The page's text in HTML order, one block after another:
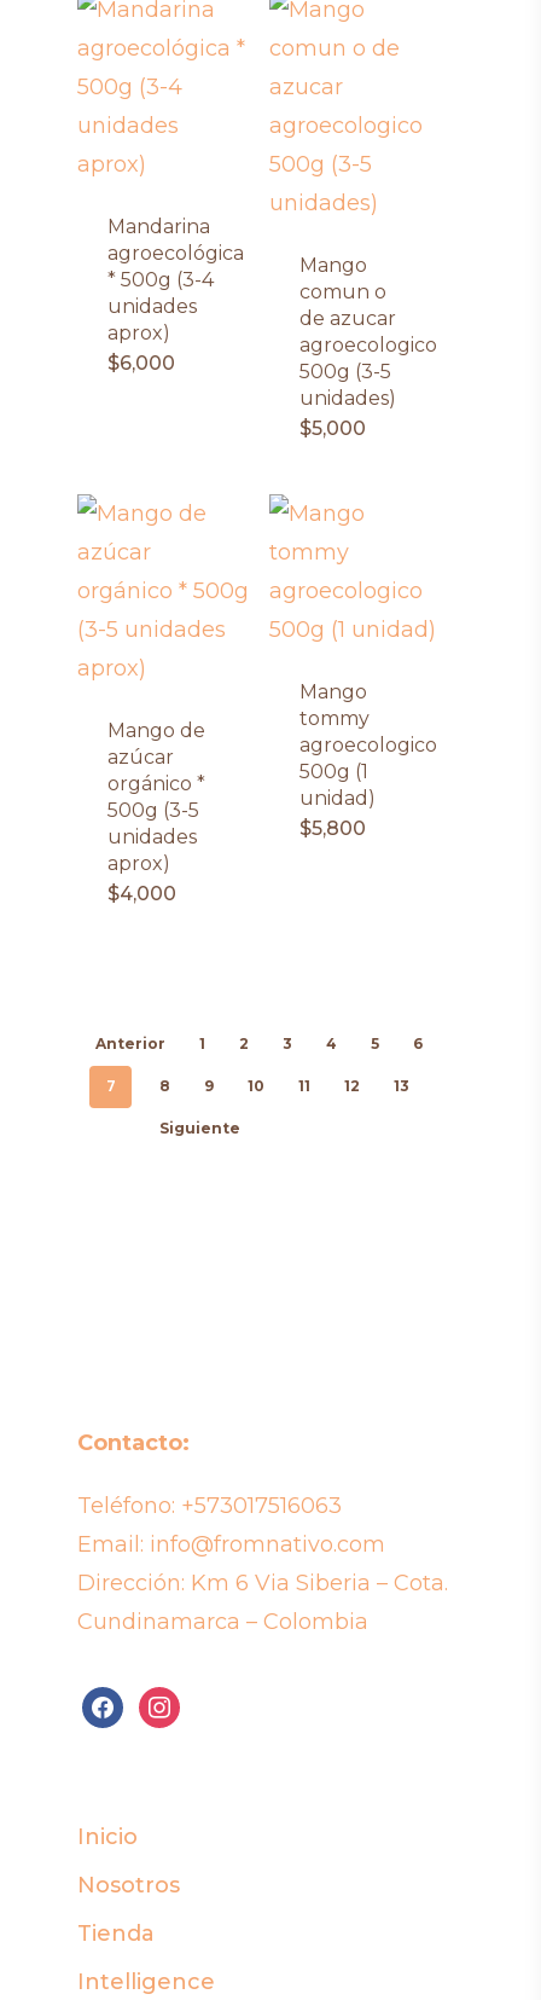
Mandarina
agroecológica
* 500g (3-4
unidades
aprox)
$6,000
Mango
comun o
de azucar
agroecologico
500g (3-5
unidades)
$5,000
Mango de
azúcar
orgánico *
500g (3-5
unidades
aprox)
$4,000
Mango
tommy
agroecologico
500g (1
unidad)
$5,800
Anterior 1 2 3 4 5 6
7 8 9 10 11 12 13
Siguiente
Contacto:
Teléfono: +573017516063
Email: info@fromnativo.com
Dirección: Km 6 Via Siberia – Cota.
Cundinamarca – Colombia
facebookinstagram
Inicio
Nosotros
Tienda
Intelligence